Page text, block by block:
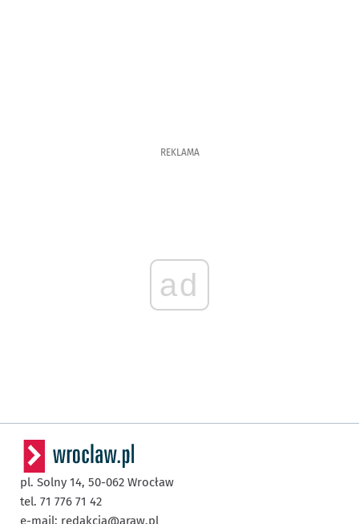
REKLAMA
ad
pl. Solny 14, 50-062 Wrocław
tel. 71 776 71 42
e-mail: redakcja@araw.pl